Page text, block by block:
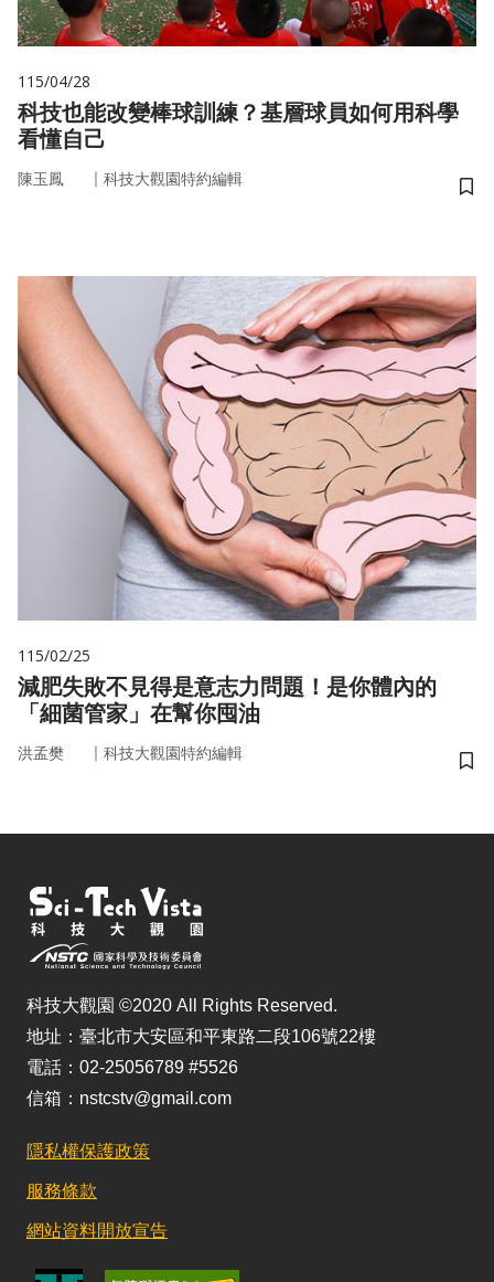
115/04/28
科技也能改變棒球訓練？基層球員如何用科學
看懂自己
陳玉鳳 ｜ 科技大觀園特約編輯
儲
115/02/25
減肥失敗不見得是意志力問題！是你體內的
「細菌管家」在幫你囤油
洪孟樊 ｜ 科技大觀園特約編輯
儲
科技大觀園 ©2020 All Rights Reserved.
地址：臺北市大安區和平東路二段106號22樓
電話：02-25056789 #5526
信箱：nstcstv@gmail.com
隱私權保護政策
服務條款
網站資料開放宣告